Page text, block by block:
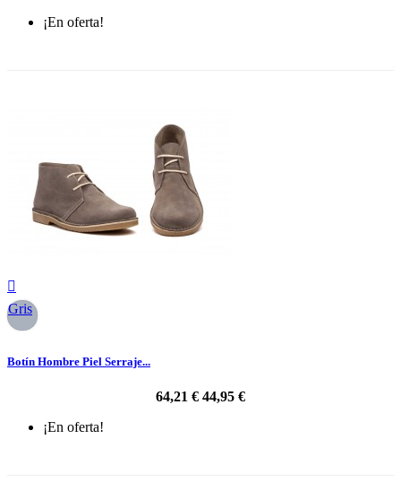
¡En oferta!

Gris
Botín Hombre Piel Serraje...
64,21 € 44,95 €
¡En oferta!